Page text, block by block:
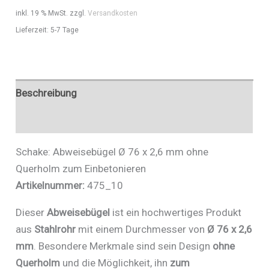
Querholm
zum
477_08B
inkl. 19 % MwSt. zzgl.Versandkosten
Lieferzeit: 5-7 Tage
Beschreibung
Schake: Abweisebügel Ø 76 x 2,6 mm ohne
Querholm zum Einbetonieren
Artikelnummer: 475_10
DieserAbweisebügel ist ein hochwertiges Produkt
aus Stahlrohr mit einem Durchmesser von Ø 76 x 2,6
mm. Besondere Merkmale sind sein Design ohne
Querholm und die Möglichkeit, ihn zum